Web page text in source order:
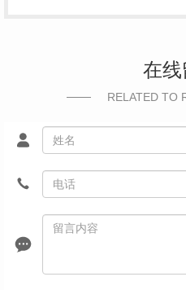
在
RELATED TO